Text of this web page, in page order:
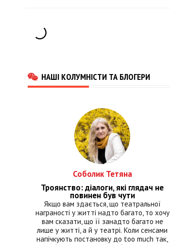
НАШІ КОЛУМНІСТИ ТА БЛОГЕРИ
Соболик Тетяна
Троянство: діалоги, які глядач не
повинен був чути
Якщо вам здається, що театральної
награності у житті надто багато, то хочу
вам сказати, що її занадто багато не
лише у житті, а й у театрі. Коли сенсами
напічкують постановку до too much так,